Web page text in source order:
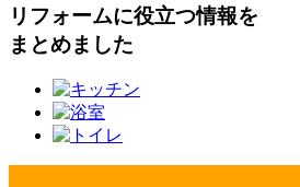
リフォームに役立つ情報を
まとめました